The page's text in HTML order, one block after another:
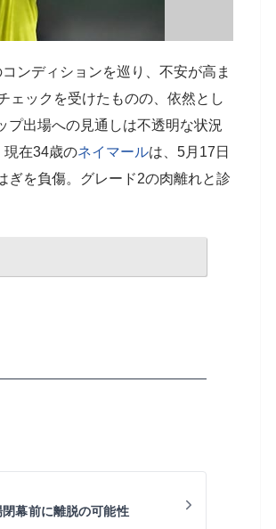
ンディションを巡り、不安が高ま
ェックを受けたものの、依然とし
プ出場への見通しは不透明な状況
現在34歳のネイマールは、5月17日
ぎを負傷。グレード2の肉離れと診
幕前に離脱の可能性